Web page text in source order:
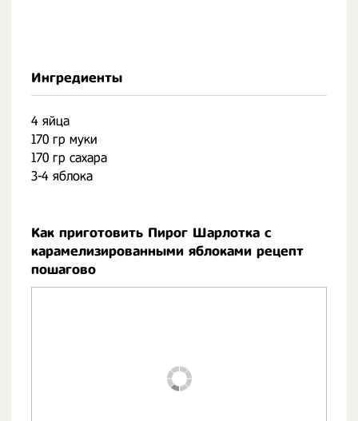
Ингредиенты
4 яйца
170 гр муки
170 гр сахара
3-4 яблока
Как приготовить Пирог Шарлотка с
карамелизированными яблоками рецепт
пошагово